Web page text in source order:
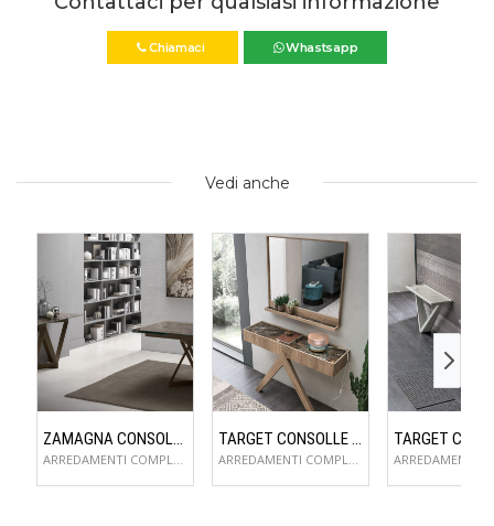
Chiamaci Whastsapp
Vedi anche
ZAMAGNA CONSOLLE FLAME
ARREDAMENTI COMPLEMENTI D'ARREDO
TARGET CONSOLLE ARROW
ARREDAMENTI COMPLEMENTI D'ARREDO